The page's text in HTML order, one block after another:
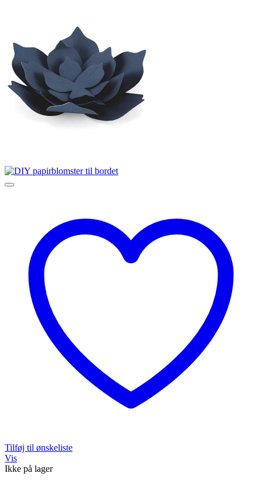
Mulighederne
kan
vælges
varesiden
Tilføj til ønskeliste
Vis
Ikke på lager